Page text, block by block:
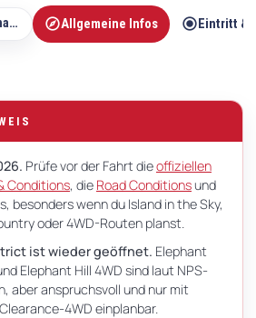
Canyonlands National Park exploreAllgemeine Infos radio_button_checked Eintritt &
Prüfe vor der Fahrt dieoffiziellen
Conditions, die Road Conditionsund
besonders wenn du Island in the Sky,
oder 4WD-Routen planst.
ist wieder geöffnet. Elephant
Elephant Hill 4WD sind laut NPS-
aber anspruchsvoll und nur mit
4WD einplanbar.